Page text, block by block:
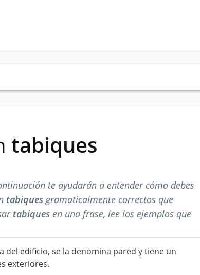
tabiques
te ayudarán a entender cómo debes
tabiquesgramaticalmente correctos que
tabiques en una frase, lee los ejemplos que
del edificio, se la denomina pared y tiene un
exteriores.